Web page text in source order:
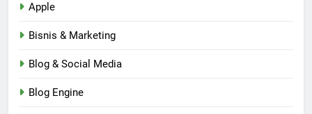
Apple
Bisnis & Marketing
Blog & Social Media
Blog Engine